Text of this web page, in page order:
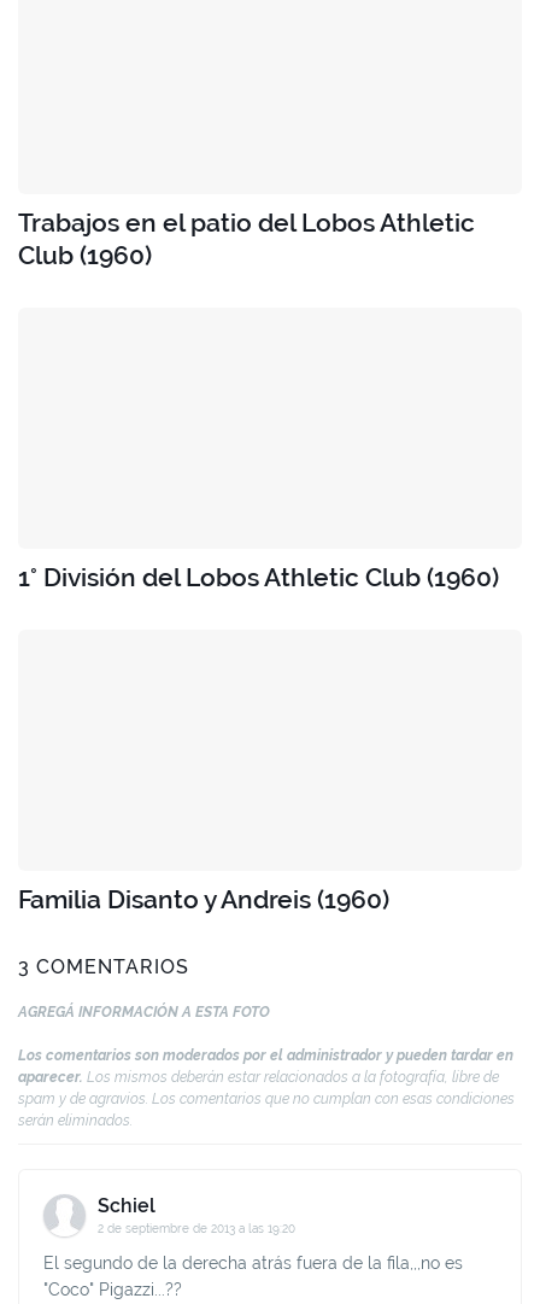
Trabajos en el patio del Lobos Athletic
Club (1960)
1° División del Lobos Athletic Club (1960)
Familia Disanto y Andreis (1960)
3 COMENTARIOS
AGREGÁ INFORMACIÓN A ESTA FOTO
Los comentarios son moderados por el administrador y pueden tardar en
aparecer. Los mismos deberán estar relacionados a la fotografía, libre de
spam y de agravios. Los comentarios que no cumplan con esas condiciones
serán eliminados.
Schiel
2 de septiembre de 2013 a las 19:20
El segundo de la derecha atrás fuera de la fila,,,no es
"Coco" Pigazzi...??